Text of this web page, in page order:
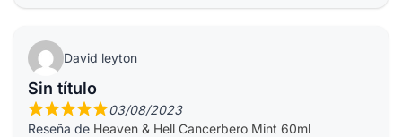
David leyton
Sin título
03/08/2023
Reseña de Heaven & Hell Cancerbero Mint 60ml